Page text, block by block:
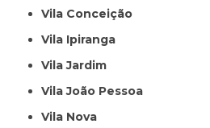
Vila Conceição
Vila Ipiranga
Vila Jardim
Vila João Pessoa
Vila Nova